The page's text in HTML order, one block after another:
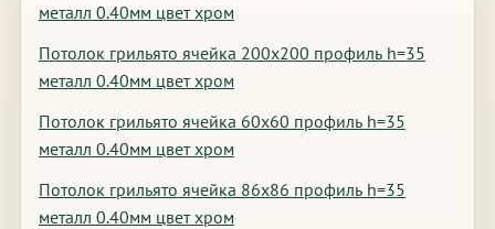
металл 0.40мм цвет хром
Потолок грильято ячейка 200х200 профиль h=35
металл 0.40мм цвет хром
Потолок грильято ячейка 60х60 профиль h=35
металл 0.40мм цвет хром
Потолок грильято ячейка 86х86 профиль h=35
металл 0.40мм цвет хром